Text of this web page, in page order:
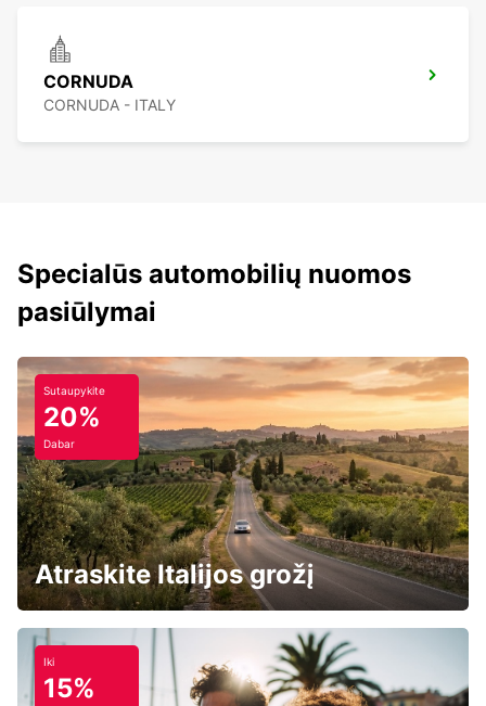
CORNUDA
CORNUDA - ITALY
Specialūs automobilių nuomos
pasiūlymai
Sutaupykite
20%
Dabar
Atraskite Italijos grožį
Iki
15%